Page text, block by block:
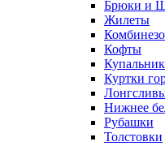
Брюки и
Жилеты
Кофты
Куртки
Нижнее
Рубашки
Толстовки